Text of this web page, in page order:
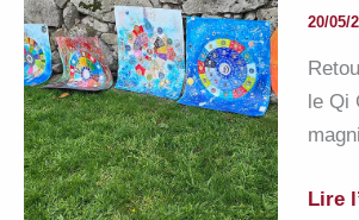
et
de
la
20/05/
le Qi
Lire